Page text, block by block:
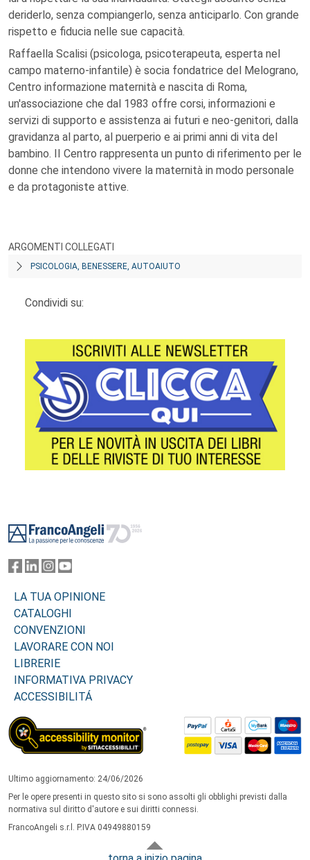
deriderlo, senza compiangerlo, senza anticiparlo. Con grande
rispetto e fiducia nelle sue capacità.
Raffaella Scalisi (psicologa, psicoterapeuta, esperta nel
campo materno-infantile) è socia fondatrice del Melograno,
Centro informazione maternità e nascita di Roma,
un'associazione che dal 1983 offre corsi, informazioni e
servizi di supporto e assistenza ai futuri e neo-genitori, dalla
gravidanza al parto, al puerperio e ai primi anni di vita del
bambino. II Centro rappresenta un punto di riferimento per le
donne che intendono vivere la maternità in modo personale
e da protagoniste attive.
ARGOMENTI COLLEGATI
PSICOLOGIA, BENESSERE, AUTOAIUTO
Condividi su:
LA TUA OPINIONE
CATALOGHI
CONVENZIONI
LAVORARE CON NOI
LIBRERIE
INFORMATIVA PRIVACY
ACCESSIBILITÁ
Ultimo aggiornamento: 24/06/2026
Per le opere presenti in questo sito si sono assolti gli obblighi previsti dalla
normativa sul diritto d'autore e sui diritti connessi.
FrancoAngeli s.r.l. P.IVA 04949880159